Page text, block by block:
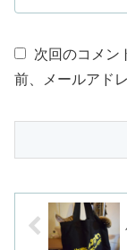
次回のコメン
前、メールアド